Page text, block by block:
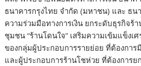
ธนาคารกรุงไทย จำกัด (มหาชน) และ ธน
ความร่วมมือทางการเงิน ยกระดับธุรกิจร้
ชุมชน “ร้านโดนใจ” เสริมความเข้มแข็ง
ของกลุ่มผู้ประกอบการรายย่อย ที่ต้องการ
และผู้ประกอบการร้านโชห่วย ที่ต้องการ